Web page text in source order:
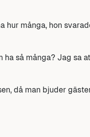
hur många, hon
så många? Jag sa
då man bjuder